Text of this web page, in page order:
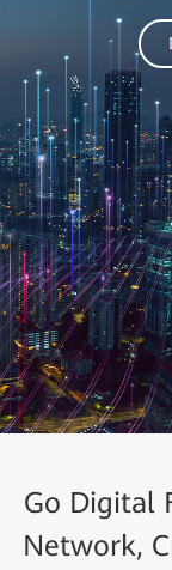
Go Digital
Network,